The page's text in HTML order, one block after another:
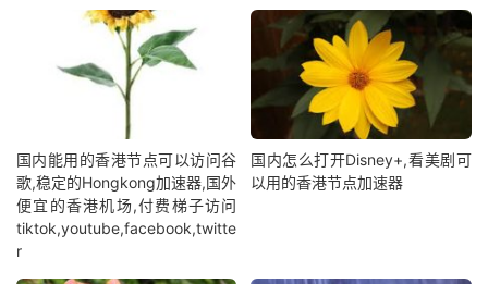
国内能用的香港节点可以访问谷
歌,稳定的Hongkong加速器,国外
便宜的香港机场,付费梯子访问
tiktok,youtube,facebook,twitte
r
国内怎么打开Disney+,看美剧可
以用的香港节点加速器